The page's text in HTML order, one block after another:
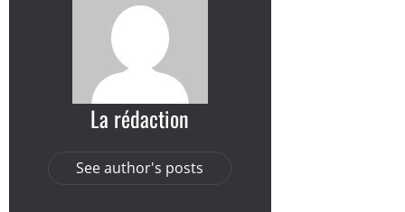
La rédaction
See author's posts